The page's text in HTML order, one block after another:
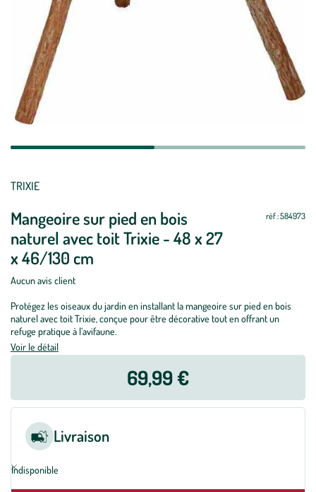
TRIXIE
Mangeoire sur pied en bois
naturel avec toit Trixie - 48 x 27
x 46/130 cm
réf : 584973
Aucun avis client
Protégez les oiseaux du jardin en installant la mangeoire sur pied en bois
naturel avec toit Trixie, conçue pour être décorative tout en offrant un
refuge pratique à l’avifaune.
Voir le détail
69,99 €
Livraison
Indisponible